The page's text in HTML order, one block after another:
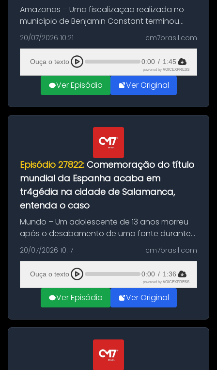
Amazonas – Uma fiscalização realizada no
município de Benjamin Constant terminou
com a apreensão de aproximadamente 115
quilos de entorpecentes em uma
embarcação atracada no porto da cidade. O
materia...
20/07/2026 10:21 cm7brasil.com
Ouça o texto 0:00 / 1:45
powered by VOICEXPRESS
Ver Episódio Ver Original
Episódio 27822: Comemoração do título
mundial da Espanha acaba em
tr4gédia na cidade de Salamanca,
entenda o caso
Mundo – Um adolescente de 13 anos morreu
após o desabamento de uma fonte durante
as comemorações pelo título da Copa do
Mundo conquistado pela Espanha, em
Ciudad Rodrigo, na província de Salamanca,
no...
20/07/2026 10:17 cm7brasil.com
Ouça o texto 0:00 / 1:36
powered by VOICEXPRESS
Ver Episódio Ver Original